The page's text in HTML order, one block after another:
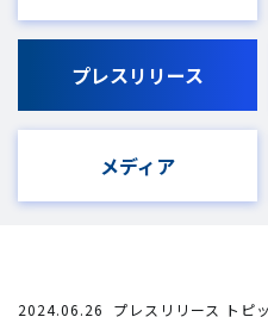
プレスリリース
メディア
2024.06.26 プレスリリース トピ